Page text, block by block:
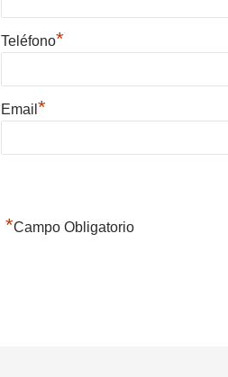
Teléfono*
Email*
*Campo Obligatorio